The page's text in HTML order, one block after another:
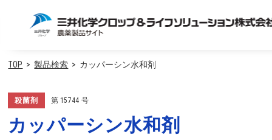
TOP 製品検索 カッパーシン水和剤
殺菌剤 第 15744 号
カッパーシン水和剤